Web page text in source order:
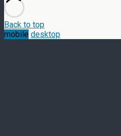
Back to top
mobile desktop